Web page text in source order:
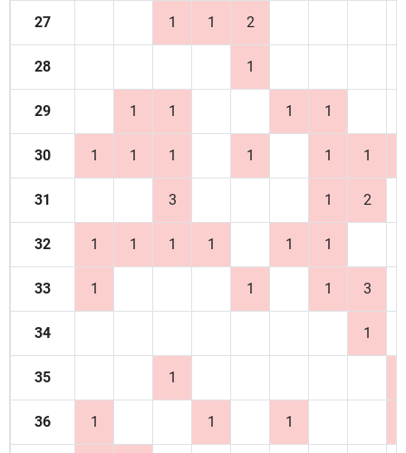
27 1 1 2
28 1
29 1 1 1 1
30 1 1 1 1 1 1
31 3 1 2
32 1 1 1 1 1 1
33 1 1 1 3
34 1
35 1
36 1 1 1